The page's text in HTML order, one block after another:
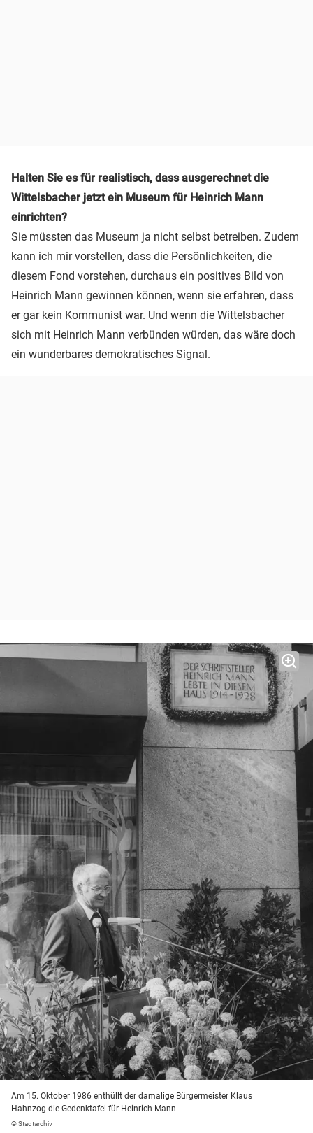
Halten Sie es für realistisch, dass ausgerechnet die
Wittelsbacher jetzt ein Museum für Heinrich Mann
einrichten?
Sie müssten das Museum ja nicht selbst betreiben. Zudem
kann ich mir vorstellen, dass die Persönlichkeiten, die
diesem Fond vorstehen, durchaus ein positives Bild von
Heinrich Mann gewinnen können, wenn sie erfahren, dass
er gar kein Kommunist war. Und wenn die Wittelsbacher
sich mit Heinrich Mann verbünden würden, das wäre doch
ein wunderbares demokratisches Signal.
Am 15. Oktober 1986 enthüllt der damalige Bürgermeister Klaus
Hahnzog die Gedenktafel für Heinrich Mann.
© Stadtarchiv